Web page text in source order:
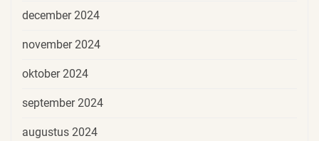
december 2024
november 2024
oktober 2024
september 2024
augustus 2024